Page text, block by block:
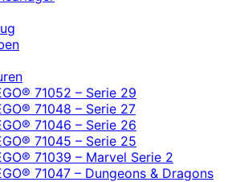
71052 – Serie 29
71048 – Serie 27
71046 – Serie 26
71045 – Serie 25
71039 – Marvel Serie 2
71047 – Dungeons & Dragons